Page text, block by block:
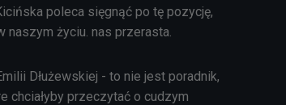
poleca sięgnąć po tę pozycję,
naszym życiu. nas przerasta.
Dłużewskiej - to nie jest poradnik,
chciałyby przeczytać o cudzym